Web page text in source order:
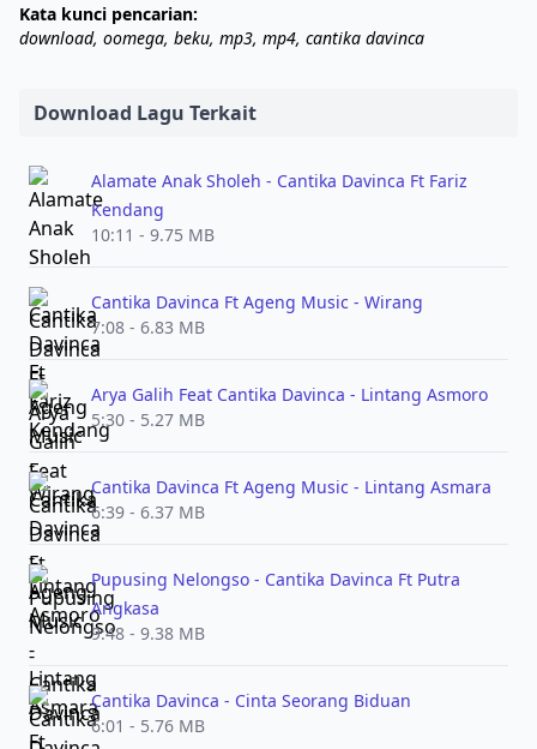
Kata kunci pencarian:
download, oomega, beku, mp3, mp4, cantika davinca
Download Lagu Terkait
Alamate Anak Sholeh - Cantika Davinca Ft Fariz
Kendang
10:11 - 9.75 MB
Cantika Davinca Ft Ageng Music - Wirang
7:08 - 6.83 MB
Arya Galih Feat Cantika Davinca - Lintang Asmoro
5:30 - 5.27 MB
Cantika Davinca Ft Ageng Music - Lintang Asmara
6:39 - 6.37 MB
Pupusing Nelongso - Cantika Davinca Ft Putra
Angkasa
9:48 - 9.38 MB
Cantika Davinca - Cinta Seorang Biduan
6:01 - 5.76 MB